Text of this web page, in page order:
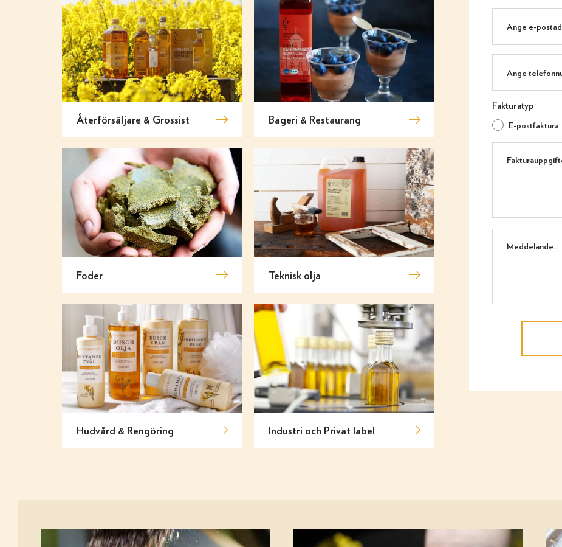
Återförsäljare & Grossist Bageri & Restaurang
Foder Teknisk olja
Hudvård & Rengöring Industri och Privat label
Fakturatyp
E-postfaktura